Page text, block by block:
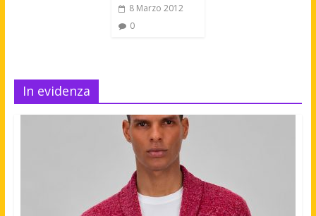
8 Marzo 2012
0
In evidenza